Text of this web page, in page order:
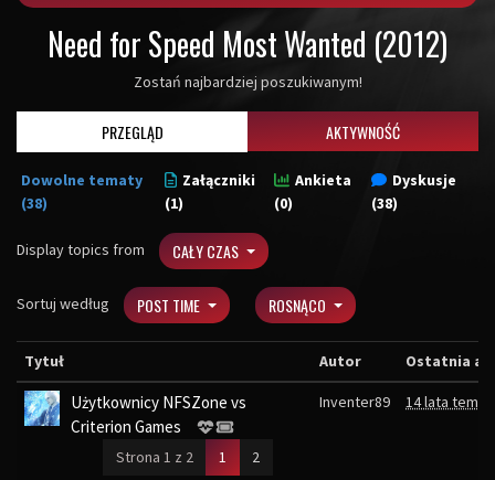
Need for Speed Most Wanted (2012)
Zostań najbardziej poszukiwanym!
PRZEGLĄD AKTYWNOŚĆ
Dowolne tematy
(38)
Załączniki
(1)
Ankieta
(0)
Dyskusje
(38)
Display topics from CAŁY CZAS
Sortuj według POST TIME ROSNĄCO
Tytuł Autor Ostatnia
Użytkownicy NFSZone vs
Criterion Games
Strona 1 z 2 1 (current)
2
Inventer89 14 lata temu